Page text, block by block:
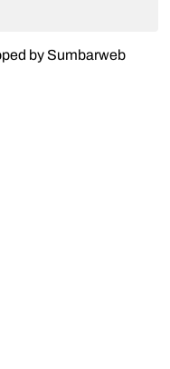
by Sumbarweb